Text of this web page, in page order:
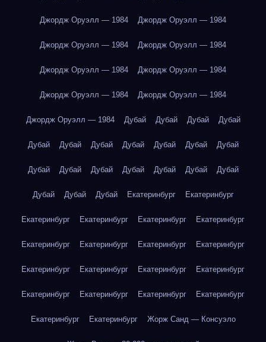
Джордж Оруэлл — 1984 Джордж Оруэлл — 1984
Джордж Оруэлл — 1984 Джордж Оруэлл — 1984
Джордж Оруэлл — 1984 Джордж Оруэлл — 1984
Джордж Оруэлл — 1984 Джордж Оруэлл — 1984
Джордж Оруэлл — 1984 Дубай Дубай Дубай Дубай
Дубай Дубай Дубай Дубай Дубай Дубай Дубай
Дубай Дубай Дубай Дубай Дубай Дубай Дубай
Дубай Дубай Дубай Екатеринбург Екатеринбург
Екатеринбург Екатеринбург Екатеринбург Екатеринбург
Екатеринбург Екатеринбург Екатеринбург Екатеринбург
Екатеринбург Екатеринбург Екатеринбург Екатеринбург
Екатеринбург Екатеринбург Екатеринбург Екатеринбург
Екатеринбург Екатеринбург Жорж Санд — Консуэло